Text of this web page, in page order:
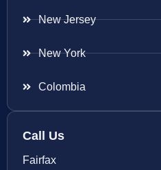
New Jersey
New York
Colombia
Call Us
Fairfax